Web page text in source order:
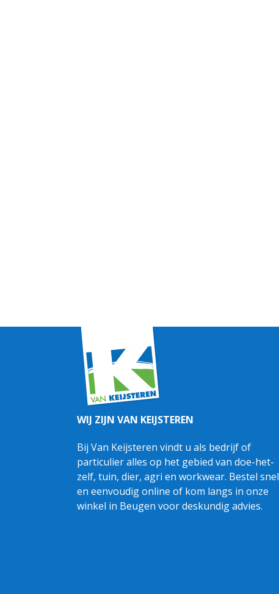
WIJ ZIJN VAN KEIJSTEREN
Bij Van Keijsteren vindt u als bedrijf of
particulier alles op het gebied van doe-het-
zelf, tuin, dier, agri en workwear. Bestel snel
en eenvoudig online of kom langs in onze
winkel in Beugen voor deskundig advies.